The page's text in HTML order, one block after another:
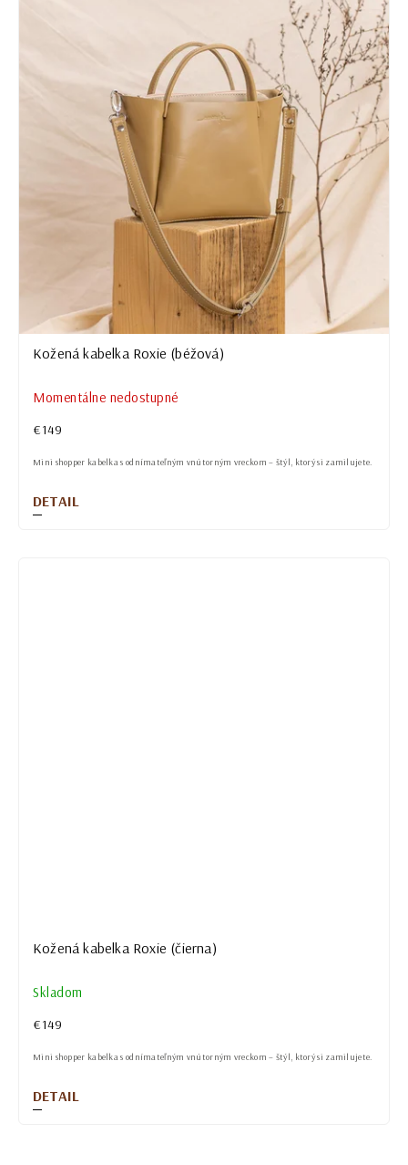
Kožená kabelka Roxie (béžová)
Momentálne nedostupné
€149
DETAIL
Mini shopper kabelka s odnímateľným vnútorným vreckom – štýl, ktorý si zamilujete.
Kožená kabelka Roxie (čierna)
Skladom
€149
DETAIL
Mini shopper kabelka s odnímateľným vnútorným vreckom – štýl, ktorý si zamilujete.